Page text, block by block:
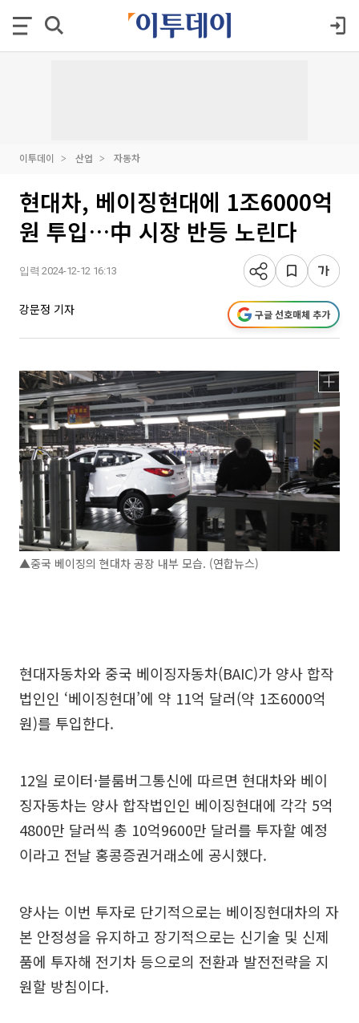
이투데이 산업 자동차
현대차, 베이징현대에 1조6000억
원 투입…中 시장 반등 노린다
입력 2024-12-12 16:13
강문정 기자 구글 선호매체 추가
▲중국 베이징의 현대차 공장 내부 모습. (연합뉴스)
현대자동차와 중국 베이징자동차(BAIC)가 양사 합작
법인인 ‘베이징현대’에 약 11억 달러(약 1조6000억
원)를 투입한다.
12일 로이터·블룸버그통신에 따르면 현대차와 베이
징자동차는 양사 합작법인인 베이징현대에 각각 5억
4800만 달러씩 총 10억9600만 달러를 투자할 예정
이라고 전날 홍콩증권거래소에 공시했다.
양사는 이번 투자로 단기적으로는 베이징현대차의 자
본 안정성을 유지하고 장기적으로는 신기술 및 신제
품에 투자해 전기차 등으로의 전환과 발전전략을 지
원할 방침이다.